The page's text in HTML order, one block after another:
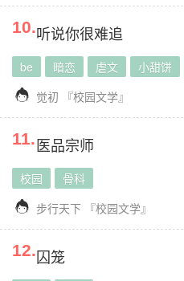
10.听说你很难追
be 暗恋 虐文 小甜饼
 觉初 『校园文学』
11.医品宗师
校园 骨科
 步行天下 『校园文学』
12.囚笼